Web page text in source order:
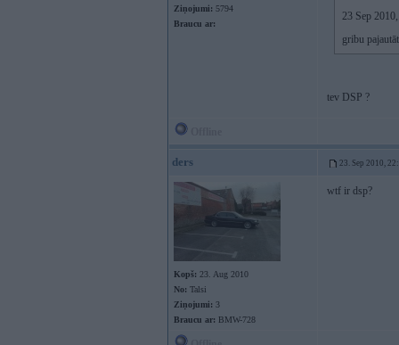
Ziņojumi: 5794
Braucu ar:
23 Sep
gribu
tev DSP ?
ders 23. Sep 2010,
Kopš: 23. Aug 2010
No: Talsi
Ziņojumi: 3
Braucu ar: BMW-728
wtf ir dsp?